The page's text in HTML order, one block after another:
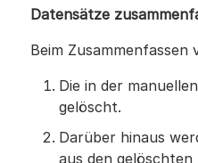
Datensätze
Beim
Die in der
gelöscht.
Darüber hinaus
aus den